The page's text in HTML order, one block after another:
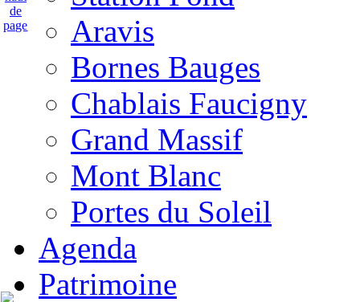
Aravis
Bornes Bauges
Chablais Faucigny
Grand Massif
Mont Blanc
Portes du Soleil
Agenda
Patrimoine